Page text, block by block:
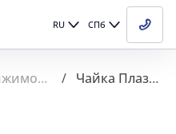
RU СПб
Офисная недвижимость Чайка Плаза 4